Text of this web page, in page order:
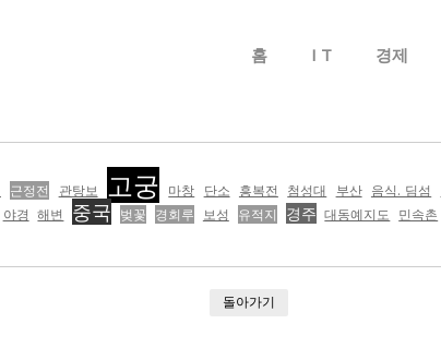
홈 I T 경제
근정전 관탕보 고궁 마창 단소 흥복전 첨성대 부산 음식. 딤섬
야경 해변 중국 벚꽃 경회루 보성 유적지 경주 대동예지도 민속촌
돌아가기